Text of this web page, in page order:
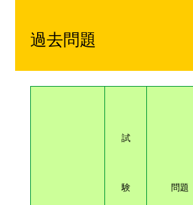
過去問題
試
験 問題